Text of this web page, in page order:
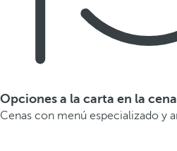
Opciones a la carta en la cena
Cenas con menú especializado y